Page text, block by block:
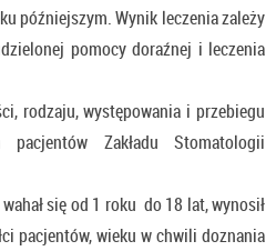
późniejszym. Wynik leczenia zależy
pomocy doraźnej i leczenia
rodzaju, występowania i przebiegu
Zakładu Stomatologii
się od 1 roku do 18 lat, wynosił
pacjentów, wieku w chwili doznania